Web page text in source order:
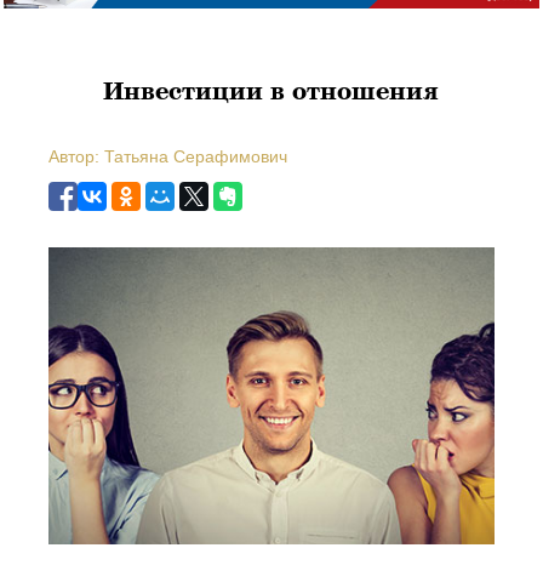
Инвестиции в отношения
Автор: Татьяна Серафимович